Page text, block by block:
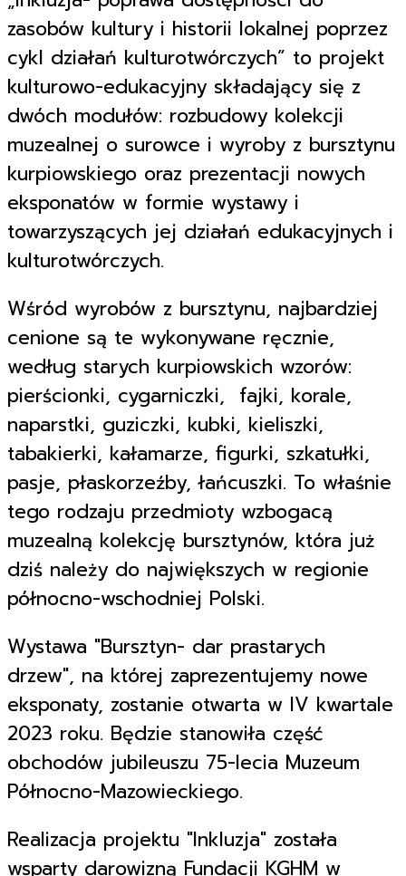
zasobów kultury i historii lokalnej poprzez
cykl działań kulturotwórczych” to projekt
kulturowo-edukacyjny składający się z
dwóch modułów: rozbudowy kolekcji
muzealnej o surowce i wyroby z bursztynu
kurpiowskiego oraz prezentacji nowych
eksponatów w formie wystawy i
towarzyszących jej działań edukacyjnych i
kulturotwórczych.
Wśród wyrobów z bursztynu, najbardziej
cenione są te wykonywane ręcznie,
według starych kurpiowskich wzorów:
pierścionki, cygarniczki, fajki, korale,
naparstki, guziczki, kubki, kieliszki,
tabakierki, kałamarze, figurki, szkatułki,
pasje, płaskorzeźby, łańcuszki. To właśnie
tego rodzaju przedmioty wzbogacą
muzealną kolekcję bursztynów, która już
dziś należy do największych w regionie
północno-wschodniej Polski.
Wystawa "Bursztyn- dar prastarych
drzew", na której zaprezentujemy nowe
eksponaty, zostanie otwarta w IV kwartale
2023 roku. Będzie stanowiła część
obchodów jubileuszu 75-lecia Muzeum
Północno-Mazowieckiego.
Realizacja projektu "Inkluzja" została
wsparty darowizną Fundacji KGHM w